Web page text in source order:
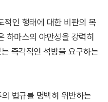
적인 행태에 대한 비판의 목
하마스의 야만성을 강력히
즉각적인 석방을 요구하는
법규를 명백히 위반하는